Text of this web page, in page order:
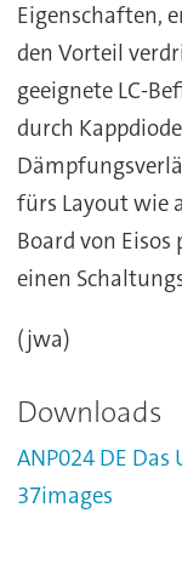
Eigenschaften,
den Vorteil
geeignete LC-
durch
fürs Layout wie
Board von
einen
(jwa)
Downloads
ANP024 DE Das
37images